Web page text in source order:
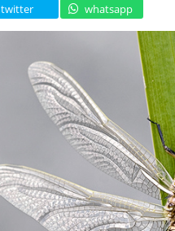
twitter whatsapp